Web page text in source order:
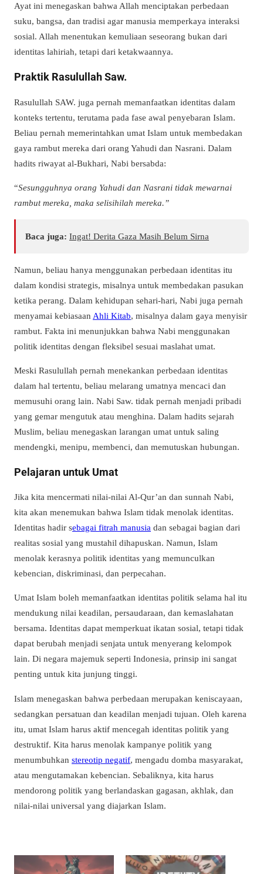
Ayat ini menegaskan bahwa Allah menciptakan perbedaan
suku, bangsa, dan tradisi agar manusia memperkaya interaksi
sosial. Allah menentukan kemuliaan seseorang bukan dari
identitas lahiriah, tetapi dari ketakwaannya.
Praktik Rasulullah Saw.
Rasulullah SAW. juga pernah memanfaatkan identitas dalam
konteks tertentu, terutama pada fase awal penyebaran Islam.
Beliau pernah memerintahkan umat Islam untuk membedakan
gaya rambut mereka dari orang Yahudi dan Nasrani. Dalam
hadits riwayat al-Bukhari, Nabi bersabda:
“Sesungguhnya orang Yahudi dan Nasrani tidak mewarnai
rambut mereka, maka selisihilah mereka.”
Baca juga: Ingat! Derita Gaza Masih Belum Sirna
Namun, beliau hanya menggunakan perbedaan identitas itu
dalam kondisi strategis, misalnya untuk membedakan pasukan
ketika perang. Dalam kehidupan sehari-hari, Nabi juga pernah
menyamai kebiasaan Ahli Kitab, misalnya dalam gaya menyisir
rambut. Fakta ini menunjukkan bahwa Nabi menggunakan
politik identitas dengan fleksibel sesuai maslahat umat.
Meski Rasulullah pernah menekankan perbedaan identitas
dalam hal tertentu, beliau melarang umatnya mencaci dan
memusuhi orang lain. Nabi Saw. tidak pernah menjadi pribadi
yang gemar mengutuk atau menghina. Dalam hadits sejarah
Muslim, beliau menegaskan larangan umat untuk saling
mendengki, menipu, membenci, dan memutuskan hubungan.
Pelajaran untuk Umat
Jika kita mencermati nilai-nilai Al-Qur’an dan sunnah Nabi,
kita akan menemukan bahwa Islam tidak menolak identitas.
Identitas hadir sebagai fitrah manusia dan sebagai bagian dari
realitas sosial yang mustahil dihapuskan. Namun, Islam
menolak kerasnya politik identitas yang memunculkan
kebencian, diskriminasi, dan perpecahan.
Umat ​​Islam boleh memanfaatkan identitas politik selama hal itu
mendukung nilai keadilan, persaudaraan, dan kemaslahatan
bersama. Identitas dapat memperkuat ikatan sosial, tetapi tidak
dapat berubah menjadi senjata untuk menyerang kelompok
lain. Di negara majemuk seperti Indonesia, prinsip ini sangat
penting untuk kita junjung tinggi.
Islam menegaskan bahwa perbedaan merupakan keniscayaan,
sedangkan persatuan dan keadilan menjadi tujuan. Oleh karena
itu, umat Islam harus aktif mencegah identitas politik yang
destruktif. Kita harus menolak kampanye politik yang
menumbuhkan stereotip negatif, mengadu domba masyarakat,
atau mengutamakan kebencian. Sebaliknya, kita harus
mendorong politik yang berlandaskan gagasan, akhlak, dan
nilai-nilai universal yang diajarkan Islam.